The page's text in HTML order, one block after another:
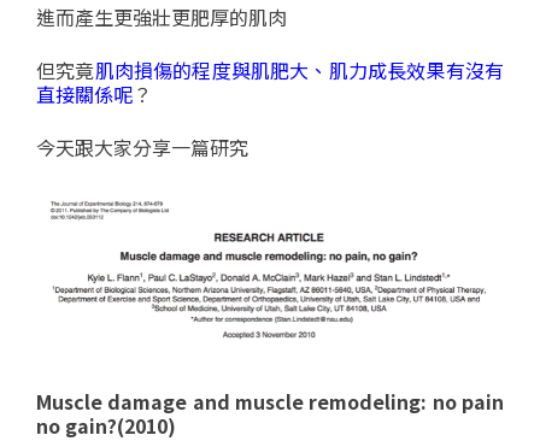
進而產生更強壯更肥厚的肌肉
但究竟肌肉損傷的程度與肌肥大、肌力成長效果有沒有
直接關係呢？
今天跟大家分享一篇研究
Muscle damage and muscle remodeling: no pain
no gain?(2010)